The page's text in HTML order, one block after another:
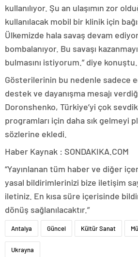
kullanılıyor. Şu an ulaşımın zor
kullanılacak mobil bir klinik için
Ülkemizde hala savaş devam
bombalanıyor. Bu savaşı
bulmasını istiyorum.” diye konuştu.
Gösterilerinin bu nedenle sadece
destek ve dayanışma mesajı
Doronshenko, Türkiye’yi çok
programları için daha sık gelmeyi
sözlerine ekledi.
Haber Kaynak : SONDAKIKA.COM
“Yayınlanan tüm haber ve diğer
yasal bildirimlerinizi bize iletişim
iletiniz. En kısa süre içerisinde
dönüş sağlanılacaktır.”
Antalya Güncel Kültür Sanat
Ukrayna